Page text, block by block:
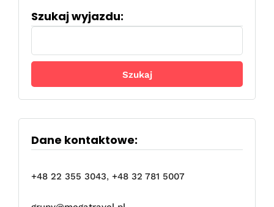
Szukaj wyjazdu:
Szukaj:
Dane kontaktowe:
+48 22 355 3043, +48 32 781 5007